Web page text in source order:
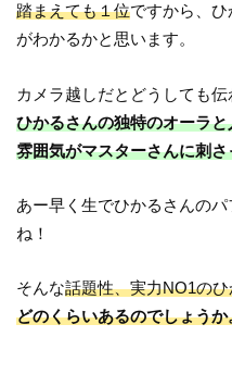
踏まえても１位ですから、
がわかるかと思います。
カメラ越しだとどうしても
ひかるさんの独特のオーラ
雰囲気がマスターさんに刺
あー早く生でひかるさんの
ね！
そんな話題性、実力NO1の
どのくらいあるのでしょうか